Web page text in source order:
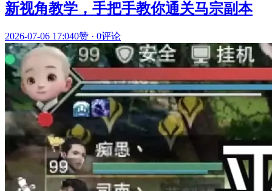
新视角教学，手把手教你通关马宗副本
2026-07-06 17:040赞 · 0评论